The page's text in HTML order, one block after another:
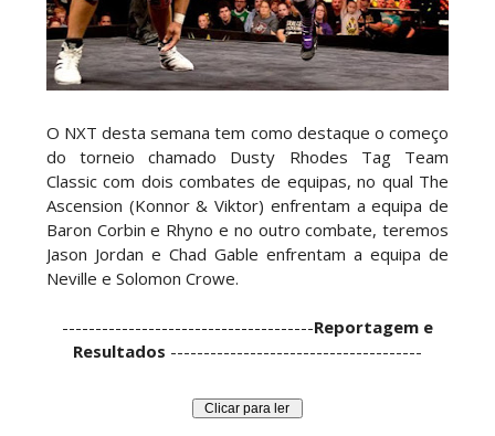
Drama no SummerSlam 2026: WWE esteve perto
de interromper combate de Brie Bella após
SCSA867- Aug 07 2026
WWE: Nikki Bella não quer continuar na WWE
sem Brie Bella
SCSA867-Aug 07 2026
AEW: Samoa Joe faz tease de regresso no All In
O NXT desta semana tem como destaque o começo
do torneio chamado Dusty Rhodes Tag Team
Classic com dois combates de equipas, no qual The
Ascension (Konnor & Viktor) enfrentam a equipa de
Baron Corbin e Rhyno e no outro combate, teremos
Jason Jordan e Chad Gable enfrentam a equipa de
Neville e Solomon Crowe.
--------------------------------------Reportagem e
Resultados --------------------------------------